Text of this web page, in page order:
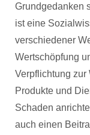
Grundgedanken
ist eine
verschiedener
Wertschöpfung
Verpflichtung zur
Produkte und
Schaden
auch einen